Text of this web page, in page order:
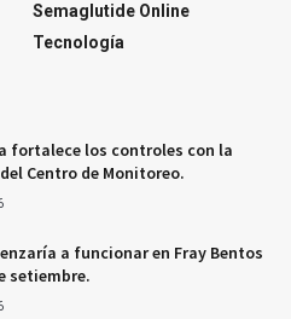
Semaglutide Online
Tecnología
fortalece los controles con la
Centro de Monitoreo.
a funcionar en Fray Bentos
setiembre.